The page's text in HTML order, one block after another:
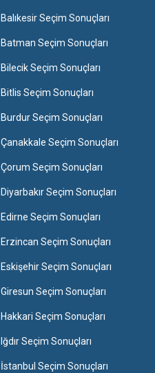
Balıkesir Seçim Sonuçları
Batman Seçim Sonuçları
Bilecik Seçim Sonuçları
Bitlis Seçim Sonuçları
Burdur Seçim Sonuçları
Çanakkale Seçim Sonuçları
Çorum Seçim Sonuçları
Diyarbakır Seçim Sonuçları
Edirne Seçim Sonuçları
Erzincan Seçim Sonuçları
Eskişehir Seçim Sonuçları
Giresun Seçim Sonuçları
Hakkari Seçim Sonuçları
Iğdır Seçim Sonuçları
İstanbul Seçim Sonuçları